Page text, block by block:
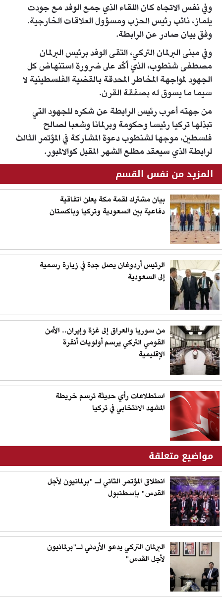
وفي نفس الاتجاه كان اللقاء الذي جمع الوفد مع جودت
يلماز، نائب رئيس الحزب ومسؤول العلاقات الخارجية.
وفق بيان صادر عن الرابطة.
وفي مبنى البرلمان التركي، التقى الوفد برئيس البرلمان
مصطفى شنطوب، الذي أكّد على ضرورة استنهاض كل
الجهود لمواجهة المخاطر المحدقة بالقضية الفلسطينية لا
سيما ما يسوق له بصفقة القرن.
من جهته أعرب رئيس الرابطة عن شكره للجهود التي
تبذلها تركيا رئيسا وحكومة وبرلمانا وشعبا لصالح
فلسطين، موجها لشنطوب دعوة المشاركة في المؤتمر الثالث
لرابطة الذي سيعقد مطلع الشهر المقبل كوالالمبور.
المزيد من نفس القسم
بيان مشترك لقمة مكة يعلن اتفاقية
دفاعية بين السعودية وتركيا وباكستان
الرئيس أردوغان يصل جدة في زيارة رسمية
إلى السعودية
من سوريا والعراق إلى غزة وإيران.. الأمن
القومي التركي يرسم أولويات أنقرة
الإقليمية
استطلاعات رأي حديثة ترسم خريطة
المشهد الانتخابي في تركيا
مواضيع متعلقة
انطلاق المؤتمر الثاني لـ "برلمانيون لأجل
القدس" بإسطنبول
البرلمان التركي يدعو الأردني لـ"برلمانيون
لأجل القدس"